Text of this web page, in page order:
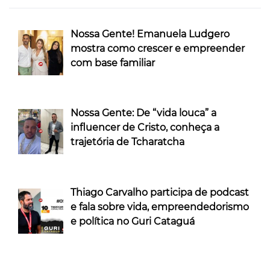
Nossa Gente! Emanuela Ludgero
mostra como crescer e empreender
com base familiar
Nossa Gente: De “vida louca” a
influencer de Cristo, conheça a
trajetória de Tcharatcha
Thiago Carvalho participa de podcast
e fala sobre vida, empreendedorismo
e política no Guri Cataguá